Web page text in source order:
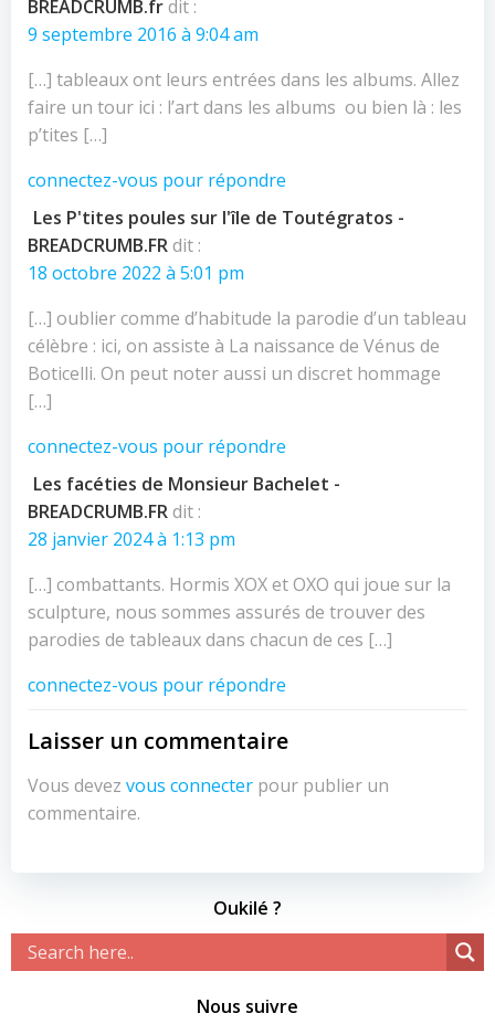
BREADCRUMB.frdit :
9 septembre 2016 à 9:04 am
[…] tableaux ont leurs entrées dans les albums. Allez
faire un tour ici : l’art dans les albums ou bien là : les
p’tites […]
connectez-vous pour répondre
Les P'tites poules sur l'île de Toutégratos -
BREADCRUMB.FRdit :
18 octobre 2022 à 5:01 pm
[…] oublier comme d’habitude la parodie d’un tableau
célèbre : ici, on assiste à La naissance de Vénus de
Boticelli. On peut noter aussi un discret hommage
[…]
connectez-vous pour répondre
Les facéties de Monsieur Bachelet -
BREADCRUMB.FRdit :
28 janvier 2024 à 1:13 pm
[…] combattants. Hormis XOX et OXO qui joue sur la
sculpture, nous sommes assurés de trouver des
parodies de tableaux dans chacun de ces […]
connectez-vous pour répondre
Laisser un commentaire
Vous devez vous connecter pour publier un
commentaire.
Oukilé ?
Nous suivre